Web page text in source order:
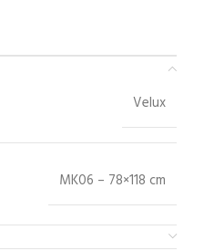
Velux
MK06 – 78×118 cm